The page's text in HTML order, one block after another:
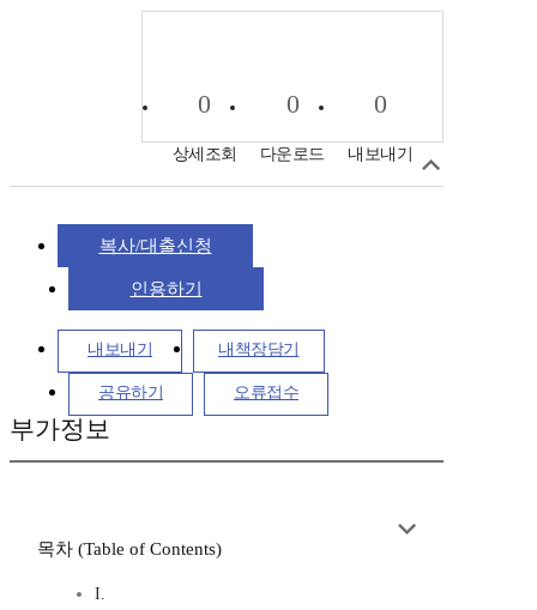
0
상세조회
0
다운로드
0
내보내기
복사/대출신청
인용하기
내보내기 내책장담기
공유하기 오류접수
부가정보
목차 (Table of Contents)
I.